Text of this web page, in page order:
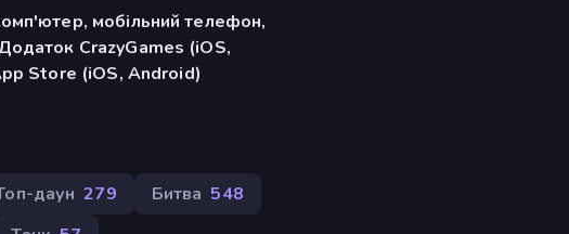
мобільний телефон,
CrazyGames (iOS,
Store (iOS, Android)
даун 279 Битва 548